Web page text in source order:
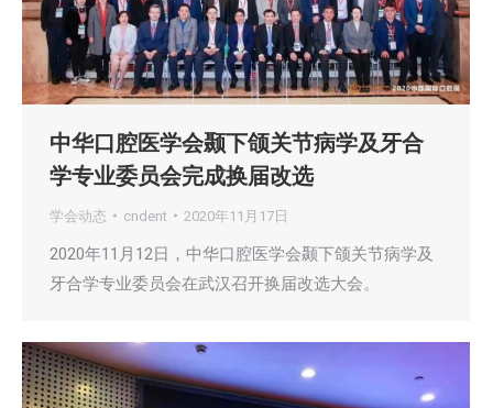
中华口腔医学会颞下颌关节病学及牙合
学专业委员会完成换届改选
学会动态 cndent 2020年11月17日
2020年11月12日，中华口腔医学会颞下颌关节病学及
牙合学专业委员会在武汉召开换届改选大会。